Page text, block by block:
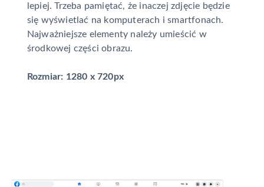
lepiej. Trzeba pamiętać, że inaczej zdjęcie będzie
się wyświetlać na komputerach i smartfonach.
Najważniejsze elementy należy umieścić w
środkowej części obrazu.
Rozmiar: 1280 x 720px